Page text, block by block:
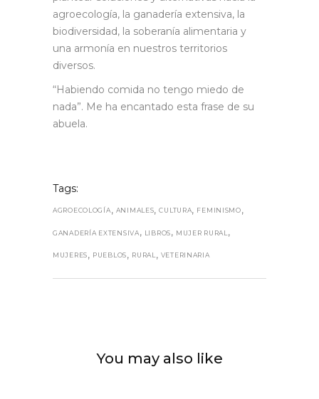
agroecología, la ganadería extensiva, la
biodiversidad, la soberanía alimentaria y
una armonía en nuestros territorios
diversos.
“Habiendo comida no tengo miedo de
nada”. Me ha encantado esta frase de su
abuela.
Tags:
AGROECOLOGÍA, ANIMALES,CULTURA, FEMINISMO,
GANADERÍA EXTENSIVA, LIBROS, MUJER RURAL ,
MUJERES, PUEBLOS, RURAL , VETERINARIA
You may also like